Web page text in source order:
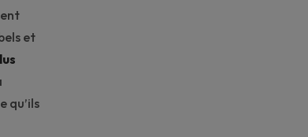
et
qu’ils